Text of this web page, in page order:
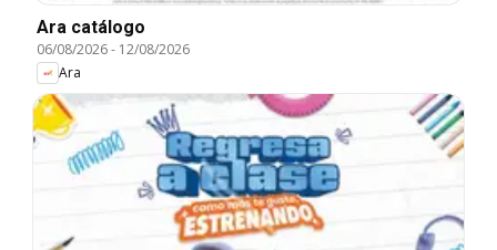
Ara catálogo
06/08/2026- 12/08/2026
Ara